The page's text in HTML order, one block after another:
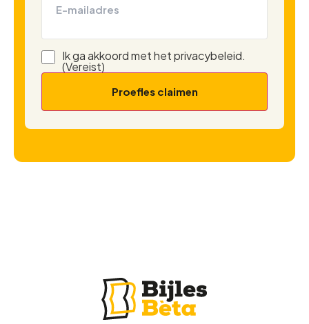
Instemming(Vereist)
Ik ga akkoord met het privacybeleid.
(Vereist)